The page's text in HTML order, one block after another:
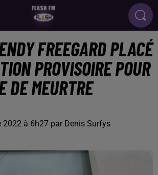
FREEGARD PLACÉ
PROVISOIRE POUR
DE MEURTRE
2022 à 6h27 par Denis Surfys